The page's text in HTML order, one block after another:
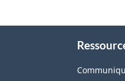
page"